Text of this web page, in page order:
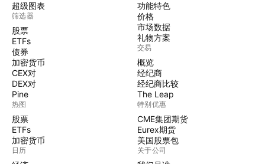
超级图表
筛选器
股票
ETFs
债券
加密货币
CEX对
DEX对
Pine
热图
股票
ETFs
加密货币
日历
功能特色
价格
市场数据
礼物方案
交易
概览
经纪商
经纪商比较
The Leap
特别优惠
CME集团期货
Eurex期货
美国股票包
关于公司